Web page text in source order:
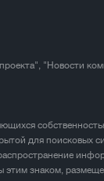
"Новости
для поисковых
знаком,